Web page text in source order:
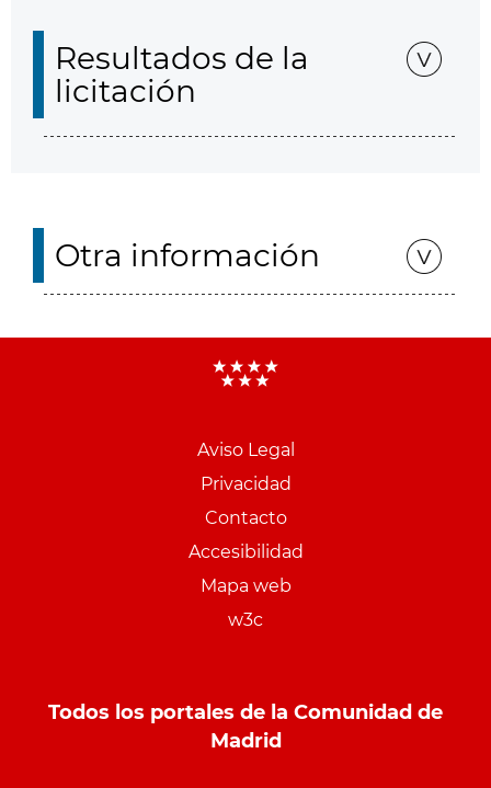
Resultados de la
licitación
Otra información
Aviso Legal
Privacidad
Contacto
Accesibilidad
Mapa web
w3c
Todos los portales de la Comunidad de
Madrid